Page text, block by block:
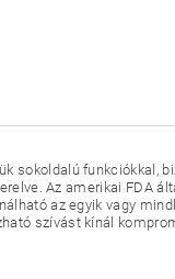
sokoldalú funkciókkal,
Az amerikai FDA
az egyik vagy
szívást kínál